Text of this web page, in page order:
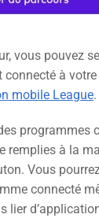
vous pouvez
à
mobile League.
programmes
remplies à la
Vous
connecté
lier